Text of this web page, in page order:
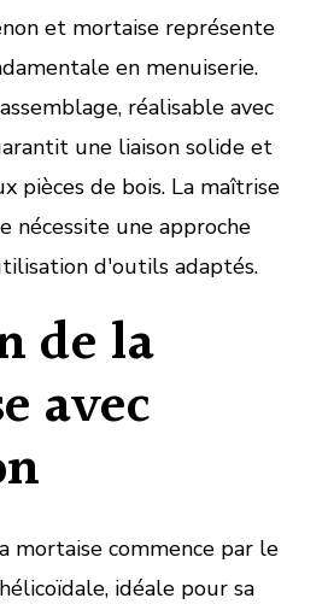
et mortaise représente
en menuiserie.
réalisable avec
une liaison solide et
pièces de bois. La maîtrise
nécessite une approche
d'outils adaptés.
de la
avec
mortaise commence par le
idéale pour sa